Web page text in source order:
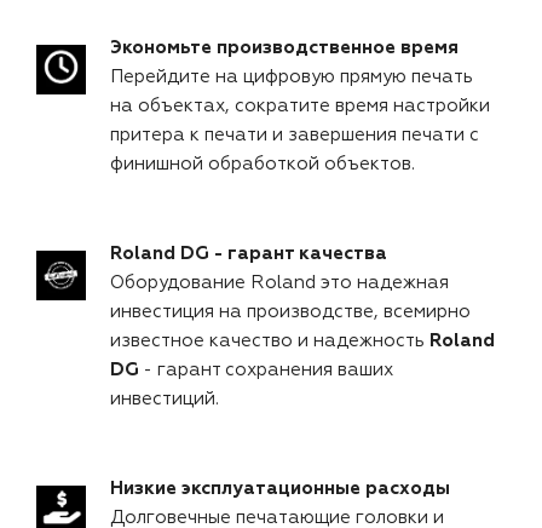
Экономьте производственное время
Перейдите на цифровую прямую печать
на объектах, сократите время настройки
притера к печати и завершения печати с
финишной обработкой объектов.
Roland DG - гарант качества
Оборудование Roland это надежная
инвестиция на производстве, всемирно
известное качество и надежность Roland
DG - гарант сохранения ваших
инвестиций.
Низкие эксплуатационные расходы
Долговечные печатающие головки и